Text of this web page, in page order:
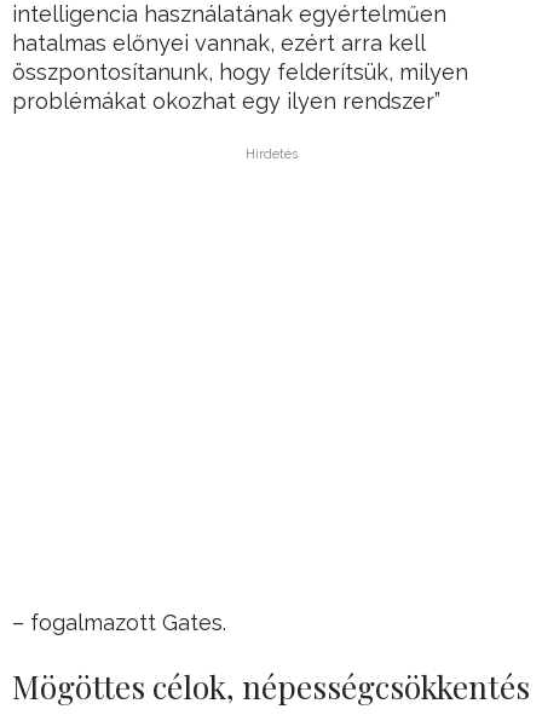
intelligencia használatának egyértelműen
hatalmas előnyei vannak, ezért arra kell
összpontosítanunk, hogy felderítsük, milyen
problémákat okozhat egy ilyen rendszer”
Hirdetés
– fogalmazott Gates.
Mögöttes célok, népességcsökkentés